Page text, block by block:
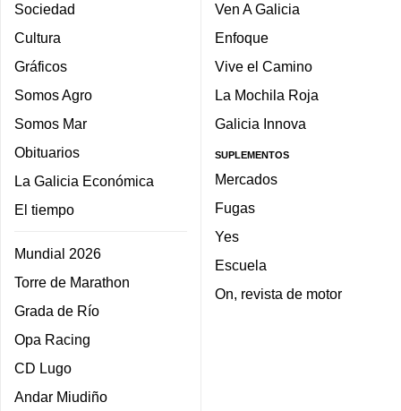
Sociedad
Cultura
Gráficos
Somos Agro
Somos Mar
Obituarios
La Galicia Económica
El tiempo
Mundial 2026
Torre de Marathon
Grada de Río
Opa Racing
CD Lugo
Andar Miudiño
Ven A Galicia
Enfoque
Vive el Camino
La Mochila Roja
Galicia Innova
SUPLEMENTOS
Mercados
Fugas
Yes
Escuela
On, revista de motor